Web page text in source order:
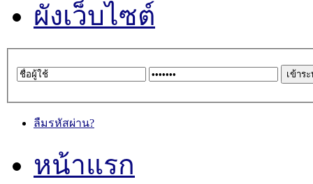
ผังเว็บไซต์
ลืมรหัสผ่าน?
หน้าแรก